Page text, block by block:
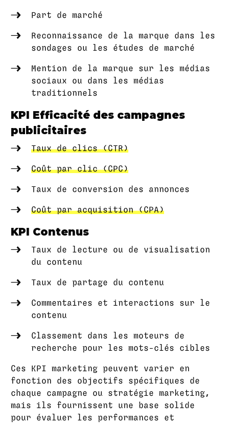
Part de marché
Reconnaissance de la marque dans les
sondages ou les études de marché
Mention de la marque sur les médias
sociaux ou dans les médias
traditionnels
KPI Efficacité des campagnes
publicitaires
Taux de clics (CTR)
Coût par clic (CPC)
Taux de conversion des annonces
Coût par acquisition (CPA)
KPI Contenus
Taux de lecture ou de visualisation
du contenu
Taux de partage du contenu
Commentaires et interactions sur le
contenu
Classement dans les moteurs de
recherche pour les mots-clés cibles
Ces KPI marketing peuvent varier en
fonction des objectifs spécifiques de
chaque campagne ou stratégie marketing,
mais ils fournissent une base solide
pour évaluer les performances et